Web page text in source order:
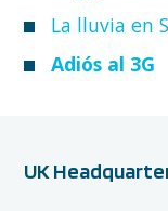
La lluvia en
Adiós al 3G
UK